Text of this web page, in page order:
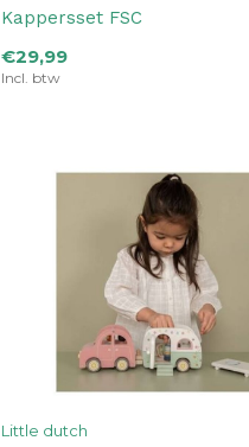
Kappersset FSC
€29,99
Incl. btw
Little dutch